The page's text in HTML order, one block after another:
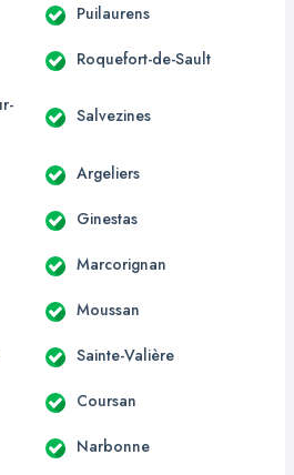
Puilaurens
Roquefort-de-Sault
Salvezines
Argeliers
Ginestas
Marcorignan
Moussan
Sainte-Valière
Coursan
Narbonne